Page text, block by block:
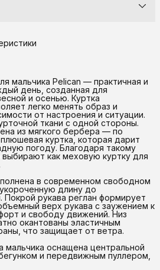
мальчика Pelican — практичная и
день, созданная для
и осенью. Куртка
легко менять образ и
от настроения и ситуации.
ткани с одной стороны.
из мягкого бербера — по
куртка, которая дарит
погоду. Благодаря такому
как меховую куртку для
в современном свободном
длину до
Покрой рукава реглан формирует
верх рукава с заужением к
и свободу движений. Низ
окантованы эластичным
что защищает от ветра.
мальчика оснащена центральной
и передвижным пуллером,